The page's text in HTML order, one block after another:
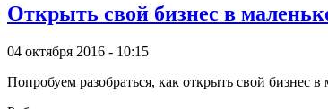
Открыть свой бизнес в
04 октября 2016 - 10:15
Попробуем разобраться, как открыть свой бизнес